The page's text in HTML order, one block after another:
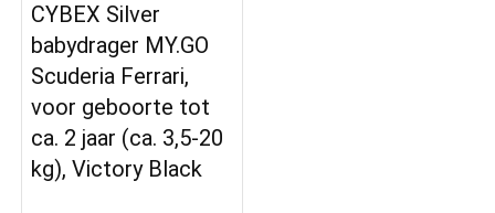
CYBEX Silver
babydrager MY.GO
Scuderia Ferrari,
voor geboorte tot
ca. 2 jaar (ca. 3,5-20
kg), Victory Black